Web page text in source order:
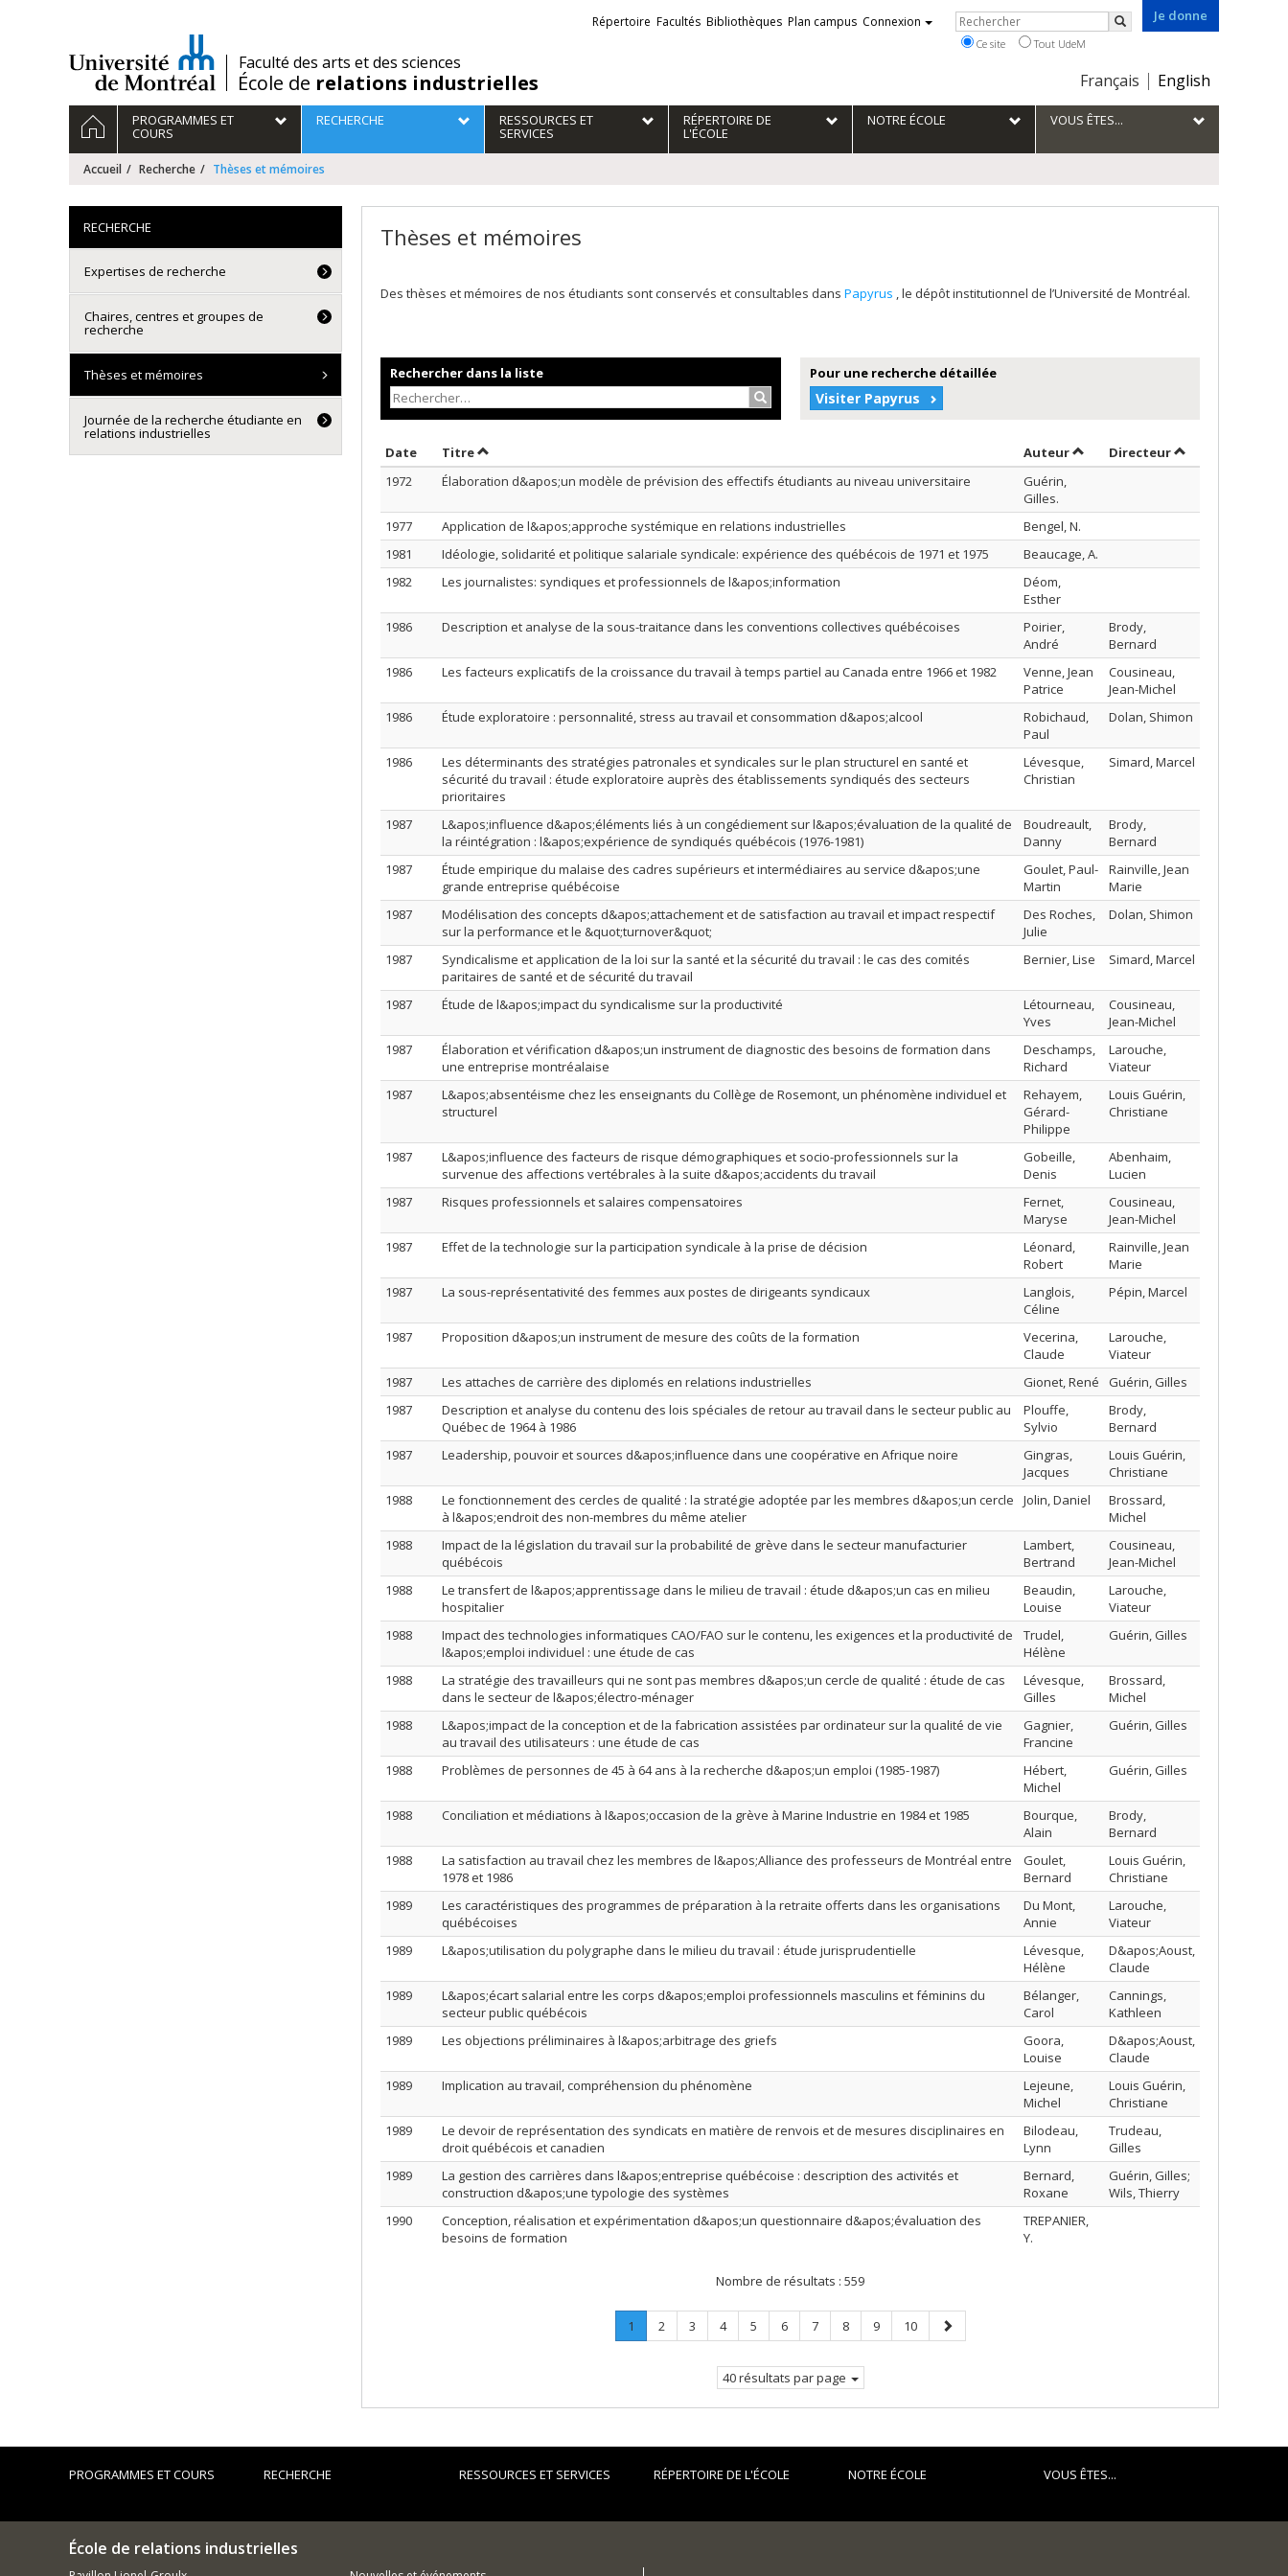
/Faculté des arts et des sciences
École de relations industrielles
Je donne
Choix
la
langue
Français English
Liens
externes
Répertoire Facultés Bibliothèques Plan campus Connexion Rechercher
Rechercher
Ce site Tout UdeM
Navigation
principale
ACCUEILPROGRAMMES ET
COURS
RECHERCHE RESSOURCES ET
SERVICES
RÉPERTOIRE DE
L'ÉCOLE
NOTRE ÉCOLE VOUS ÊTES...
Accueil Recherche Thèses et mémoires
Thèses et mémoires
Des thèses et mémoires de nos étudiants sont conservés et consultables dans Papyrus , le dépôt institutionnel de l’Université de Montréal.
Rechercher dans la liste
Rechercher…
Pour une recherche détaillée
Visiter Papyrus
Date Trier par date en ordre décroissant
TitreTrier par titre en ordre décroissant AuteurTrier par auteur en ordre
Directeurpar contributeur
1972
Élaboration d&apos;un modèle de prévision des effectifs étudiants au niveau universitaire
Guérin,
Gilles.
1977
Application de l&apos;approche systémique en relations industrielles
Bengel, N.
1981
Idéologie, solidarité et politique salariale syndicale: expérience des québécois de 1971 et 1975
Beaucage, A.
1982
Les journalistes: syndiques et professionnels de l&apos;information
Déom,
Esther
1986
Description et analyse de la sous-traitance dans les conventions collectives québécoises
Poirier,
André
Brody,
Bernard
1986
Les facteurs explicatifs de la croissance du travail à temps partiel au Canada entre 1966 et 1982
Venne, Jean
Patrice
Cousineau,
Jean-Michel
1986
Étude exploratoire : personnalité, stress au travail et consommation d&apos;alcool
Robichaud,
Paul
Dolan, Shimon
1986
Les déterminants des stratégies patronales et syndicales sur le plan structurel en santé et
sécurité du travail : étude exploratoire auprès des établissements syndiqués des secteurs
prioritaires
Lévesque,
Christian
Simard, Marcel
1987
L&apos;influence d&apos;éléments liés à un congédiement sur l&apos;évaluation de la qualité de
la réintégration : l&apos;expérience de syndiqués québécois (1976-1981)
Boudreault,
Danny
Brody,
Bernard
1987
Étude empirique du malaise des cadres supérieurs et intermédiaires au service d&apos;une
grande entreprise québécoise
Goulet, Paul-
Martin
Rainville, Jean
Marie
1987
Modélisation des concepts d&apos;attachement et de satisfaction au travail et impact respectif
sur la performance et le &quot;turnover&quot;
Des Roches,
Julie
Dolan, Shimon
1987
Syndicalisme et application de la loi sur la santé et la sécurité du travail : le cas des comités
paritaires de santé et de sécurité du travail
Bernier, Lise Simard, Marcel
1987 Étude de l&apos;impact du syndicalisme sur la productivité
Létourneau,
Yves
Cousineau,
Jean-Michel
1987
Élaboration et vérification d&apos;un instrument de diagnostic des besoins de formation dans
une entreprise montréalaise
Deschamps,
Richard
Larouche,
Viateur
1987
L&apos;absentéisme chez les enseignants du Collège de Rosemont, un phénomène individuel et
structurel
Rehayem,
Gérard-
Philippe
Louis Guérin,
Christiane
1987
L&apos;influence des facteurs de risque démographiques et socio-professionnels sur la
survenue des affections vertébrales à la suite d&apos;accidents du travail
Gobeille,
Denis
Abenhaim,
Lucien
1987
Risques professionnels et salaires compensatoires
Fernet,
Maryse
Cousineau,
Jean-Michel
1987
Effet de la technologie sur la participation syndicale à la prise de décision
Léonard,
Robert
Rainville, Jean
Marie
1987
La sous-représentativité des femmes aux postes de dirigeants syndicaux
Langlois,
Céline
Pépin, Marcel
1987 Proposition d&apos;un instrument de mesure des coûts de la formation
Vecerina,
Claude
Larouche,
Viateur
1987
Les attaches de carrière des diplomés en relations industrielles Gionet, René
Guérin, Gilles
1987
Description et analyse du contenu des lois spéciales de retour au travail dans le secteur public au
Québec de 1964 à 1986
Plouffe,
Sylvio
Brody,
Bernard
1987
Leadership, pouvoir et sources d&apos;influence dans une coopérative en Afrique noire
Gingras,
Jacques
Louis Guérin,
Christiane
1988
Le fonctionnement des cercles de qualité : la stratégie adoptée par les membres d&apos;un cercle
à l&apos;endroit des non-membres du même atelier
Jolin, Daniel
Brossard,
Michel
1988
Impact de la législation du travail sur la probabilité de grève dans le secteur manufacturier
québécois
Lambert,
Bertrand
Cousineau,
Jean-Michel
1988
Le transfert de l&apos;apprentissage dans le milieu de travail : étude d&apos;un cas en milieu
hospitalier
Beaudin,
Louise
Larouche,
Viateur
1988
Impact des technologies informatiques CAO/FAO sur le contenu, les exigences et la productivité de
l&apos;emploi individuel : une étude de cas
Trudel,
Hélène
Guérin, Gilles
1988
La stratégie des travailleurs qui ne sont pas membres d&apos;un cercle de qualité : étude de cas
dans le secteur de l&apos;électro-ménager
Lévesque,
Gilles
Brossard,
Michel
1988
L&apos;impact de la conception et de la fabrication assistées par ordinateur sur la qualité de vie
au travail des utilisateurs : une étude de cas
Gagnier,
Francine
Guérin, Gilles
1988 Problèmes de personnes de 45 à 64 ans à la recherche d&apos;un emploi (1985-1987)
Hébert,
Michel
Guérin, Gilles
1988 Conciliation et médiations à l&apos;occasion de la grève à Marine Industrie en 1984 et 1985
Bourque,
Alain
Brody,
Bernard
1988
La satisfaction au travail chez les membres de l&apos;Alliance des professeurs de Montréal entre
1978 et 1986
Goulet,
Bernard
Louis Guérin,
Christiane
1989
Les caractéristiques des programmes de préparation à la retraite offerts dans les organisations
québécoises
Du Mont,
Annie
Larouche,
Viateur
1989
L&apos;utilisation du polygraphe dans le milieu du travail : étude jurisprudentielle
Lévesque,
Hélène
D&apos;Aoust,
Claude
1989
L&apos;écart salarial entre les corps d&apos;emploi professionnels masculins et féminins du
secteur public québécois
Bélanger,
Carol
Cannings,
Kathleen
1989
Les objections préliminaires à l&apos;arbitrage des griefs
Goora,
Louise
D&apos;Aoust,
Claude
1989
Implication au travail, compréhension du phénomène
Lejeune,
Michel
Louis Guérin,
Christiane
1989
Le devoir de représentation des syndicats en matière de renvois et de mesures disciplinaires en
droit québécois et canadien
Bilodeau,
Lynn
Trudeau,
Gilles
1989
La gestion des carrières dans l&apos;entreprise québécoise : description des activités et
construction d&apos;une typologie des systèmes
Bernard,
Roxane
Guérin, Gilles;
Wils, Thierry
1990
Conception, réalisation et expérimentation d&apos;un questionnaire d&apos;évaluation des
besoins de formation
TREPANIER,
Y.
Nombre de résultats : 559
Page
1
Page
Page
2 Page
3 Page
4 Page
5 Page
6 Page
7 Page
8 Page
9 Page
10
Page
suivante
40 résultats par page
RECHERCHE
Expertises de recherche
Chaires, centres et groupes de
recherche
Thèses et mémoires
Journée de la recherche étudiante en
relations industrielles
PROGRAMMES ET COURS RECHERCHE RESSOURCES ET SERVICES RÉPERTOIRE DE L'ÉCOLE NOTRE ÉCOLE VOUS ÊTES...
École de relations industrielles